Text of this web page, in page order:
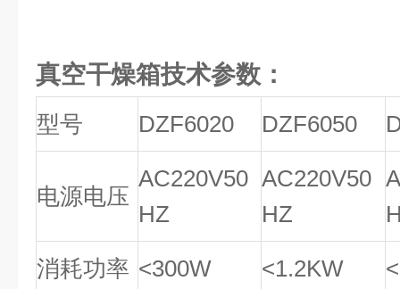
真空干燥箱技术参数：
型号 DZF6020 DZF6050
电源电压
AC220V50
HZ
AC220V50
HZ
消耗功率 <300W <1.2KW